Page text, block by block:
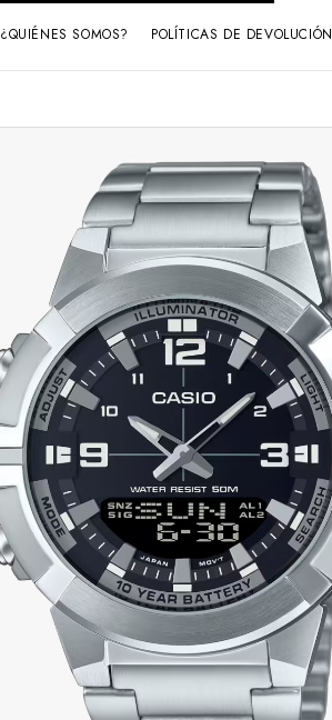
¿QUIÉNES SOMOS? POLÍTICAS DE DEVOLUCIÓN